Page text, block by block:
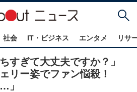
社会 IT・ビジネス エンタメ リサ
すぎて大丈夫ですか？」
リー姿でファン悩殺！
」